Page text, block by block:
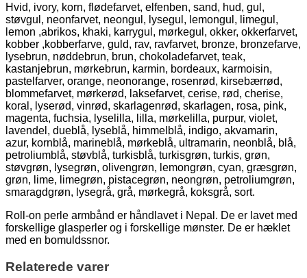
Hvid, ivory, korn, flødefarvet, elfenben, sand, hud, gul,
støvgul, neonfarvet, neongul, lysegul, lemongul, limegul,
lemon ,abrikos, khaki, karrygul, mørkegul, okker, okkerfarvet,
kobber ,kobberfarve, guld, rav, ravfarvet, bronze, bronzefarve,
lysebrun, nøddebrun, brun, chokoladefarvet, teak,
kastanjebrun, mørkebrun, karmin, bordeaux, karmoisin,
pastelfarver, orange, neonorange, rosenrød, kirsebærrød,
blommefarvet, mørkerød, laksefarvet, cerise, rød, cherise,
koral, lyserød, vinrød, skarlagenrød, skarlagen, rosa, pink,
magenta, fuchsia, lyselilla, lilla, mørkelilla, purpur, violet,
lavendel, dueblå, lyseblå, himmelblå, indigo, akvamarin,
azur, kornblå, marineblå, mørkeblå, ultramarin, neonblå, blå,
petroliumblå, støvblå, turkisblå, turkisgrøn, turkis, grøn,
støvgrøn, lysegrøn, olivengrøn, lemongrøn, cyan, græsgrøn,
grøn, lime, limegrøn, pistacegrøn, neongrøn, petroliumgrøn,
smaragdgrøn, lysegrå, grå, mørkegrå, koksgrå, sort.
Roll-on perle armbånd er håndlavet i Nepal. De er lavet med
forskellige glasperler og i forskellige mønster. De er hæklet
med en bomuldssnor.
Relaterede varer